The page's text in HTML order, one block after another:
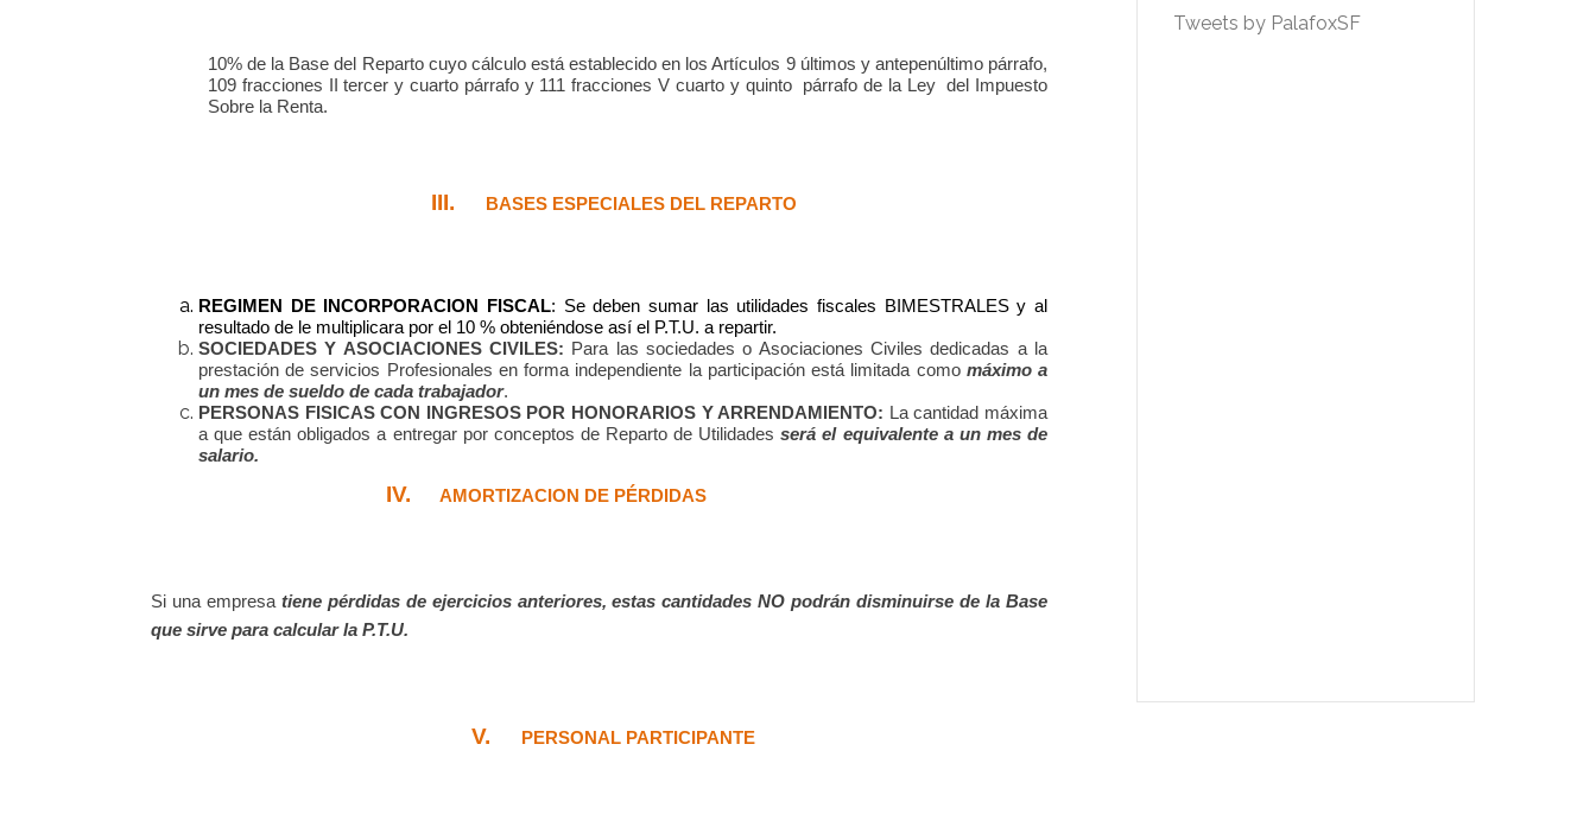
10% de la Base del Reparto cuyo cálculo está establecido en los Artículos 9 últimos y antepenúltimo párrafo,
109 fracciones II tercer y cuarto párrafo y 111 fracciones V cuarto y quinto
párrafo de la Ley
del Impuesto
Sobre la Renta.
III. BASES ESPECIALES DEL REPARTO
REGIMEN DE INCORPORACION FISCAL: Se deben sumar las utilidades fiscales BIMESTRALES y al
resultado de le multiplicara por el 10 % obteniéndose así el P.T.U. a repartir.
SOCIEDADES Y ASOCIACIONES CIVILES: Para las sociedades o Asociaciones Civiles dedicadas a la
prestación de servicios Profesionales en forma independiente la participación está limitada como máximo a
un mes de sueldo de cada trabajador.
PERSONAS FISICAS CON INGRESOS POR HONORARIOS Y ARRENDAMIENTO: La cantidad máxima
a que están obligados a entregar por conceptos de Reparto de Utilidadesserá el equivalente a un mes de
salario.
IV. AMORTIZACION DE PÉRDIDAS
Si una empresa tiene pérdidas de ejercicios anteriores, estas cantidades NO podrán disminuirse de la Base
que sirve para calcular la P.T.U.
V. PERSONAL PARTICIPANTE
Tweets by PalafoxSF